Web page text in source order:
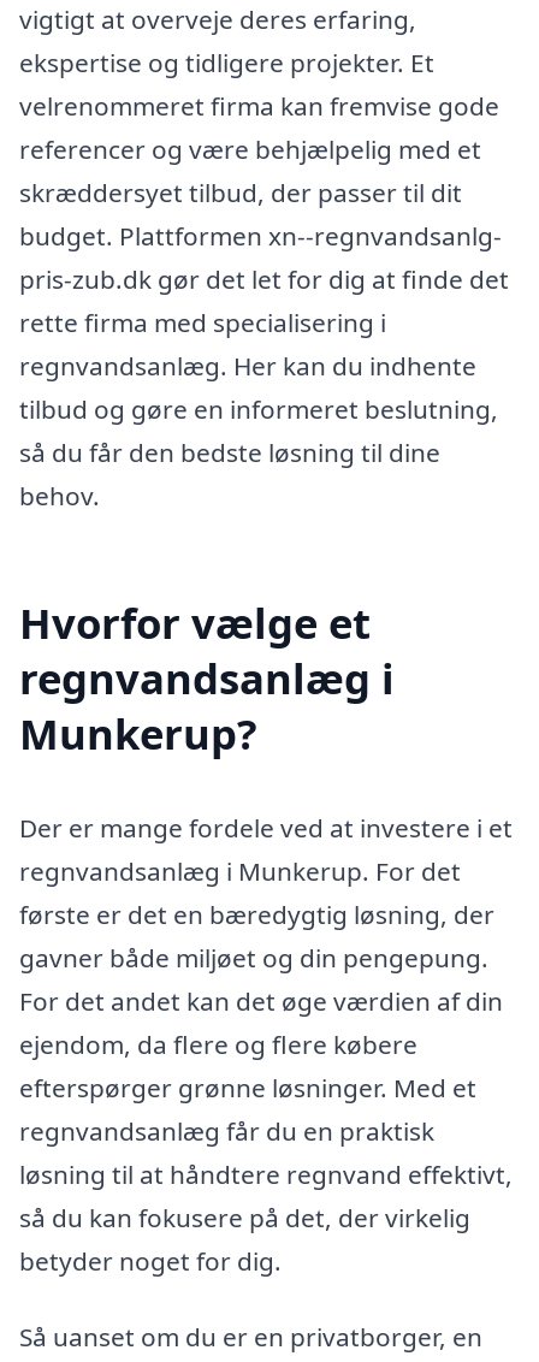
vigtigt at overveje deres erfaring,
ekspertise og tidligere projekter. Et
velrenommeret firma kan fremvise gode
referencer og være behjælpelig med et
skræddersyet tilbud, der passer til dit
budget. Plattformen xn--regnvandsanlg-
pris-zub.dk gør det let for dig at finde det
rette firma med specialisering i
regnvandsanlæg. Her kan du indhente
tilbud og gøre en informeret beslutning,
så du får den bedste løsning til dine
behov.
Hvorfor vælge et
regnvandsanlæg i
Munkerup?
Der er mange fordele ved at investere i et
regnvandsanlæg i Munkerup. For det
første er det en bæredygtig løsning, der
gavner både miljøet og din pengepung.
For det andet kan det øge værdien af din
ejendom, da flere og flere købere
efterspørger grønne løsninger. Med et
regnvandsanlæg får du en praktisk
løsning til at håndtere regnvand effektivt,
så du kan fokusere på det, der virkelig
betyder noget for dig.
Så uanset om du er en privatborger, en